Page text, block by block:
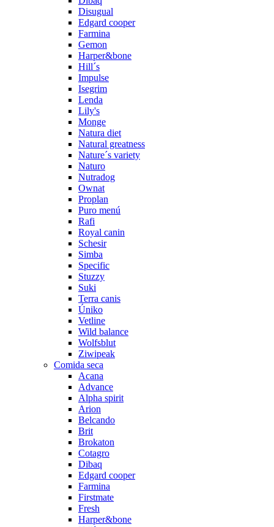
Disugual
Edgard cooper
Farmina
Gemon
Harper&bone
Hill´s
Impulse
Isegrim
Lenda
Lily's
Monge
Natura diet
Natural greatness
Nature´s variety
Naturo
Nutradog
Ownat
Proplan
Puro menú
Rafi
Royal canin
Schesir
Simba
Specific
Stuzzy
Suki
Terra canis
Úniko
Vetline
Wild balance
Wolfsblut
Ziwipeak
Comida seca
Acana
Advance
Alpha spirit
Arion
Belcando
Brit
Brokaton
Cotagro
Dibaq
Edgard cooper
Farmina
Firstmate
Fresh
Harper&bone